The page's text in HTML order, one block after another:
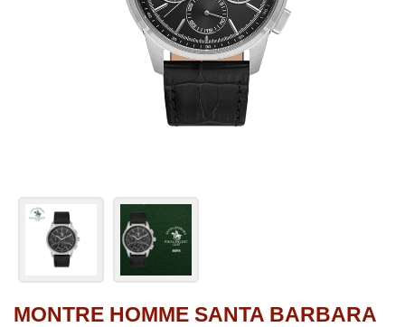
MONTRE HOMME SANTA BARBARA